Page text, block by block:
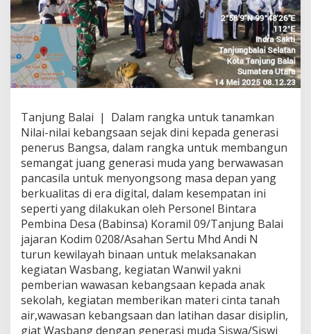
a
h
A
i
r
L
e
a
W
a
s
b
a
n
g
D
l
a
k
u
k
a
n
Tanjung Balai | Dalam rangka untuk tanamkan
Nilai-nilai kebangsaan sejak dini kepada generasi
penerus Bangsa, dalam rangka untuk membangun
semangat juang generasi muda yang berwawasan
pancasila untuk menyongsong masa depan yang
berkualitas di era digital, dalam kesempatan ini
seperti yang dilakukan oleh Personel Bintara
Pembina Desa (Babinsa) Koramil 09/Tanjung Balai
jajaran Kodim 0208/Asahan Sertu Mhd Andi N
turun kewilayah binaan untuk melaksanakan
kegiatan Wasbang, kegiatan Wanwil yakni
pemberian wawasan kebangsaan kepada anak
sekolah, kegiatan memberikan materi cinta tanah
air,wawasan kebangsaan dan latihan dasar disiplin,
giat Wasbang dengan generasi muda Siswa/Siswi